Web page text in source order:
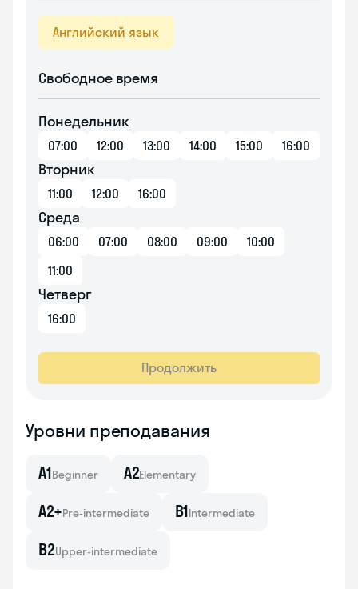
Английский язык
Свободное время
Понедельник
07:00 12:00 13:00 14:00 15:00 16:00
Вторник
11:00 12:00 16:00
Среда
06:00 07:00 08:00 09:00
10:00
11:00
Четверг
16:00
Продолжить
Уровни преподавания
A1Beginner A2Elementary
A2+Pre-intermediate B1Intermediate
B2Upper-intermediate